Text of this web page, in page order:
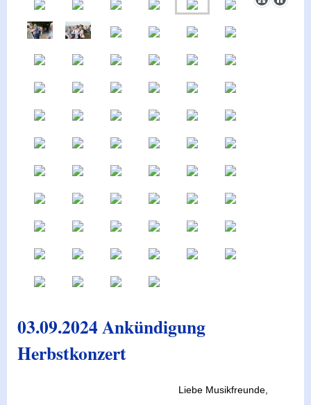
03.09.2024 Ankündigung
Herbstkonzert
Liebe Musikfreunde,